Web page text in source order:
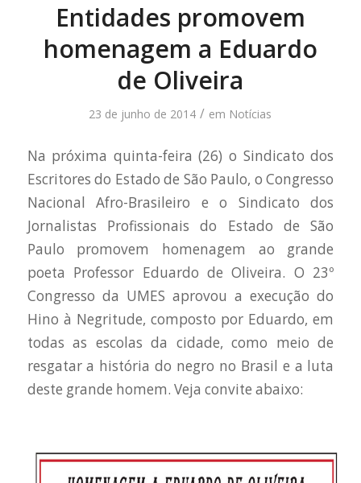
Entidades promovem
homenagem a Eduardo
de Oliveira
23 de junho de 2014 / em Notícias
Na próxima quinta-feira (26) o Sindicato dos
Escritores do Estado de São Paulo, o Congresso
Nacional Afro-Brasileiro e o Sindicato dos
Jornalistas Profissionais do Estado de São
Paulo promovem homenagem ao grande
poeta Professor Eduardo de Oliveira. O 23º
Congresso da UMES aprovou a execução do
Hino à Negritude, composto por Eduardo, em
todas as escolas da cidade, como meio de
resgatar a história do negro no Brasil e a luta
deste grande homem. Veja convite abaixo: